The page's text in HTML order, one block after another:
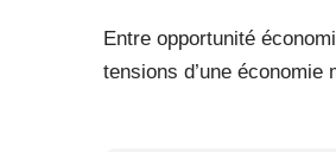
Entre opportunité
tensions d’une économie